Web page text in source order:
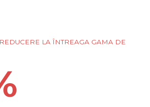
LA ÎNTREAGA GAMA DE